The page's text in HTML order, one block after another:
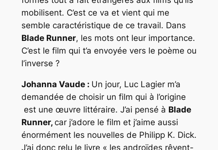
mobilisent. C’est ce va et vient qui me
semble caractéristique de ce travail. Dans
Blade Runner, les mots ont leur importance.
C’est le film qui t’a envoyée vers le poème ou
l’inverse ?
Johanna Vaude : Un jour, Luc Lagier m’a
demandée de choisir un film qui à l’origine
est une œuvre littéraire. J’ai pensé à Blade
Runner, car j’adore le film et j’aime aussi
énormément les nouvelles de Philipp K. Dick.
J’ai donc relu le livre « les androïdes rêvent-